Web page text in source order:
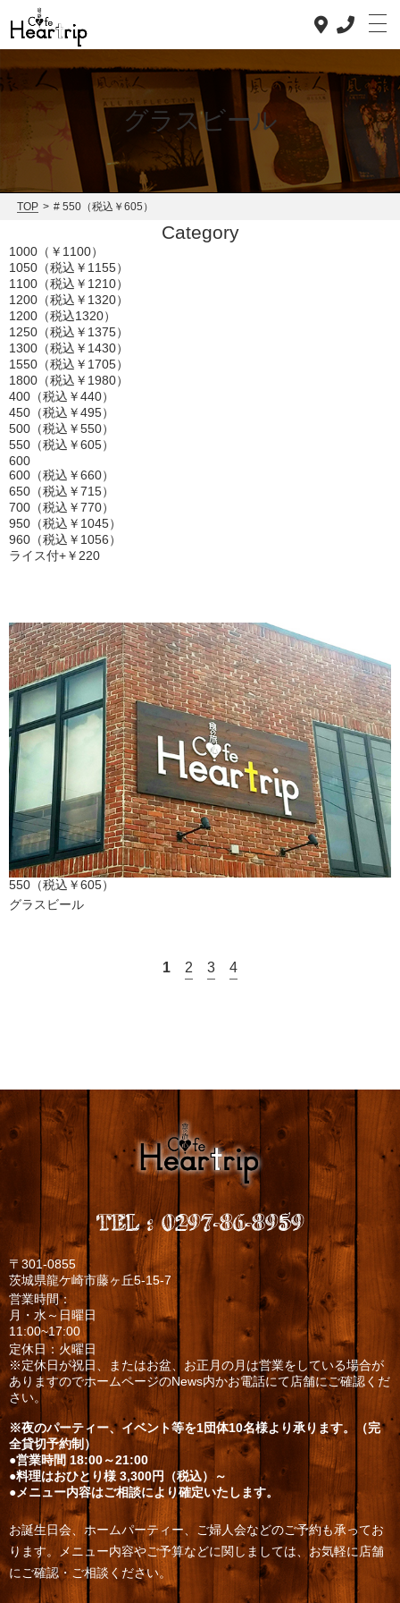
Top
Lunch
グラスビール
TOP > # 550（税込￥605）
Category
1000（￥1100）
1050（税込￥1155）
1100（税込￥1210）
1200（税込￥1320）
1200（税込1320）
1250（税込￥1375）
1300（税込￥1430）
1550（税込￥1705）
1800（税込￥1980）
400（税込￥440）
450（税込￥495）
500（税込￥550）
550（税込￥605）
600
600（税込￥660）
650（税込￥715）
700（税込￥770）
950（税込￥1045）
960（税込￥1056）
ライス付+￥220
550（税込￥605）
グラスビール
1 2 3 4
TEL:0297-86-8959
〒301-0855
茨城県龍ケ崎市藤ヶ丘5-15-7
営業時間：
月・水～日曜日
11:00~17:00
定休日：火曜日
※定休日が祝日、またはお盆、お正月の月は営業をしている場合が
ありますのでホームページのNews内かお電話にて店舗にご確認くだ
さい。
※夜のパーティー、イベント等を1団体10名様より承ります。（完
全貸切予約制）
●営業時間 18:00～21:00
●料理はおひとり様 3,300円（税込）～
●メニュー内容はご相談により確定いたします。
お誕生日会、ホームパーティー、ご婦人会などのご予約も承ってお
ります。メニュー内容やご予算などに関しましては、お気軽に店舗
にご確認・ご相談ください。